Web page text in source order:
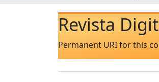
Revista
Permanent URI for this